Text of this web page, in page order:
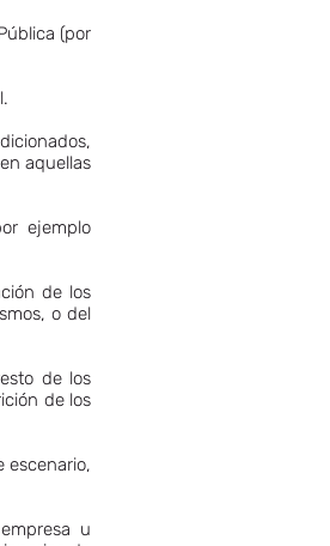
(por
aquellas
ejemplo
de los
o del
de los
de los
escenario,
u